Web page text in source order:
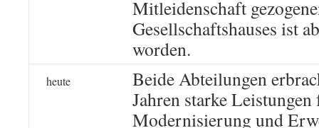
Mitleidenschaft
Gesellschaftshauses ist
worden.
heute
Beide Abteilungen
Jahren starke
Modernisierung und